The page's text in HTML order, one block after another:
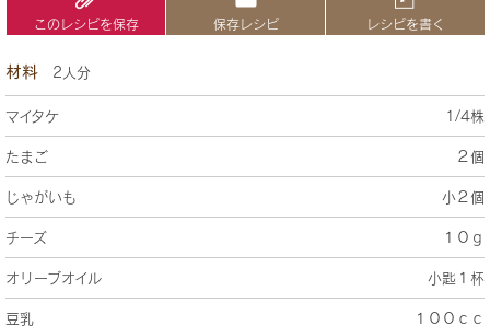
このレシピを保存 保存レシピ レシピを書く
材料 2人分
マイタケ 1/4株
たまご ２個
じゃがいも 小２個
チーズ １０ｇ
オリーブオイル 小匙１杯
豆乳 １００ｃｃ